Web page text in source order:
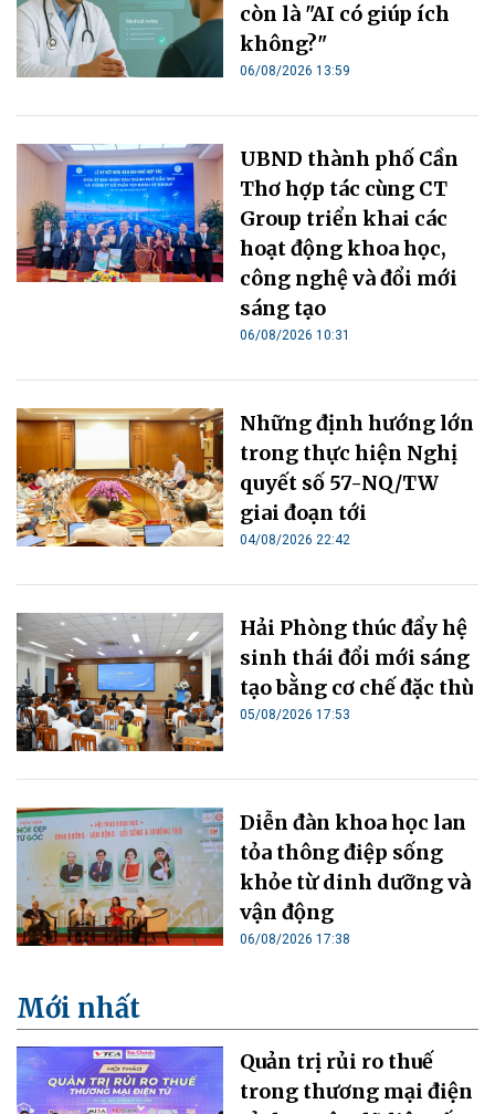
còn là "AI có giúp ích
không?"
06/08/2026 13:59
UBND thành phố Cần
Thơ hợp tác cùng CT
Group triển khai các
hoạt động khoa học,
công nghệ và đổi mới
sáng tạo
06/08/2026 10:31
Những định hướng lớn
trong thực hiện Nghị
quyết số 57-NQ/TW
giai đoạn tới
04/08/2026 22:42
Hải Phòng thúc đẩy hệ
sinh thái đổi mới sáng
tạo bằng cơ chế đặc thù
05/08/2026 17:53
Diễn đàn khoa học lan
tỏa thông điệp sống
khỏe từ dinh dưỡng và
vận động
06/08/2026 17:38
Mới nhất
Quản trị rủi ro thuế
trong thương mại điện